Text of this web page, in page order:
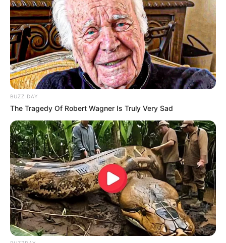
BUZZ DAY
The Tragedy Of Robert Wagner Is Truly Very Sad